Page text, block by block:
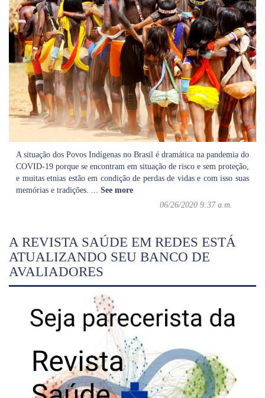
A situação dos Povos Indígenas no Brasil é dramática na pandemia do
COVID-19 porque se encontram em situação de risco e sem proteção,
e muitas etnias estão em condição de perdas de vidas e com isso suas
memórias e tradições.
See more
06/26/2020 9:37 a.m.
A REVISTA SAÚDE EM REDES ESTÁ
ATUALIZANDO SEU BANCO DE
AVALIADORES